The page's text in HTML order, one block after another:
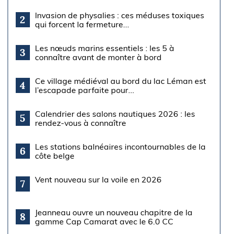
2
Invasion de physalies : ces méduses toxiques
qui forcent la fermeture...
3
Les nœuds marins essentiels : les 5 à
connaître avant de monter à bord
4
Ce village médiéval au bord du lac Léman est
l’escapade parfaite pour...
5
Calendrier des salons nautiques 2026 : les
rendez-vous à connaître
6
Les stations balnéaires incontournables de la
côte belge
7 Vent nouveau sur la voile en 2026
8
Jeanneau ouvre un nouveau chapitre de la
gamme Cap Camarat avec le 6.0 CC